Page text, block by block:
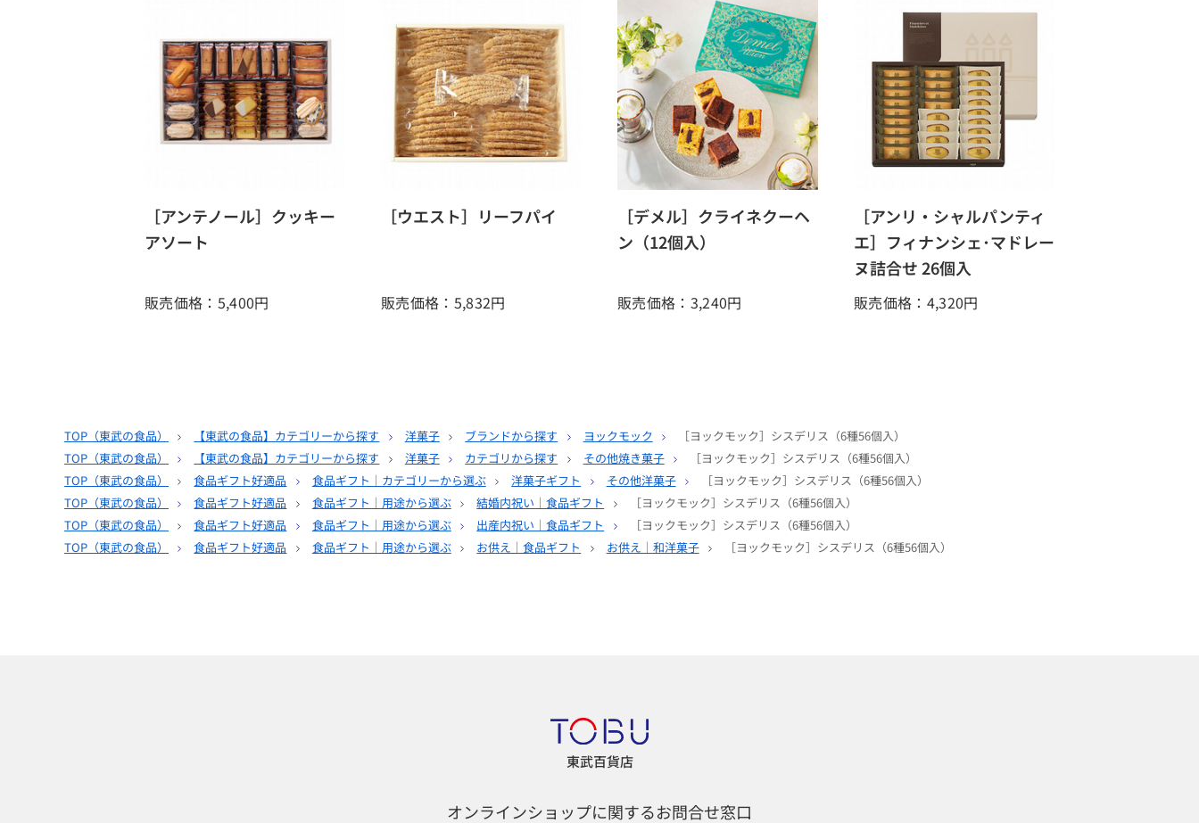
［アンテノール］クッキー
アソート
販売価格：5,400円
［ウエスト］リーフパイ
販売価格：5,832円
［デメル］クライネクーヘ
ン（12個入）
販売価格：3,240円
［アンリ・シャルパンティ
エ］フィナンシェ･マドレー
ヌ詰合せ 26個入
販売価格：4,320円
TOP（東武の食品） 【東武の食品】カテゴリーから探す 洋菓子 ブランドから探す ヨックモック
［ヨックモック］シスデリス（6種56個入）
TOP（東武の食品） 【東武の食品】カテゴリーから探す 洋菓子 カテゴリから探す その他焼き菓子
［ヨックモック］シスデリス（6種56個入）
TOP（東武の食品） 食品ギフト好適品 食品ギフト｜カテゴリーから選ぶ 洋菓子ギフト その他洋菓子
［ヨックモック］シスデリス（6種56個入）
TOP（東武の食品） 食品ギフト好適品 食品ギフト｜用途から選ぶ 結婚内祝い｜食品ギフト
［ヨックモック］シスデリス（6種56個入）
TOP（東武の食品） 食品ギフト好適品 食品ギフト｜用途から選ぶ 出産内祝い｜食品ギフト
［ヨックモック］シスデリス（6種56個入）
TOP（東武の食品） 食品ギフト好適品 食品ギフト｜用途から選ぶ お供え｜食品ギフト お供え｜和洋菓子 ［ヨックモック］シスデリス（6種56個入）
東武百貨店
オンラインショップに関するお問合せ窓口